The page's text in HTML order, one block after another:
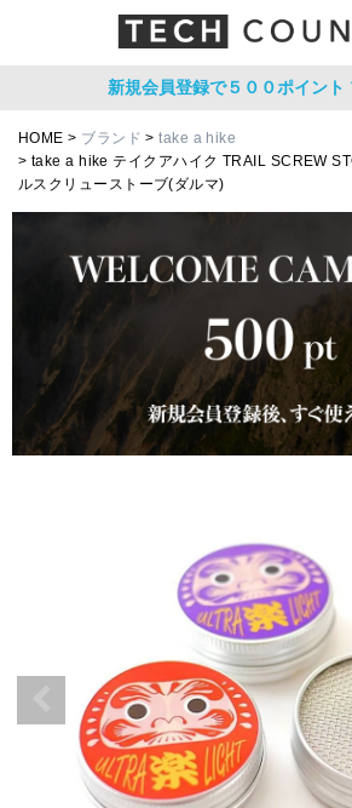
新規会員登録で５００ポイント
HOME ブランド
take a hike
take a hike テイクアハイク TRAIL SCREW
ルスクリューストーブ(ダルマ)